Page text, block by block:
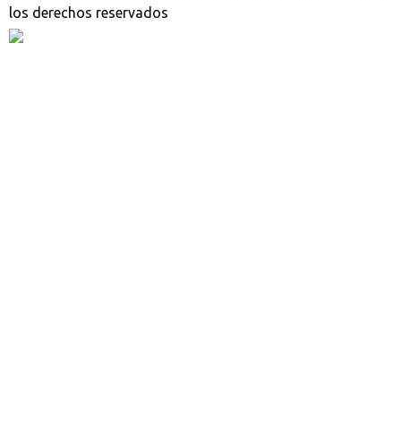
los derechos reservados